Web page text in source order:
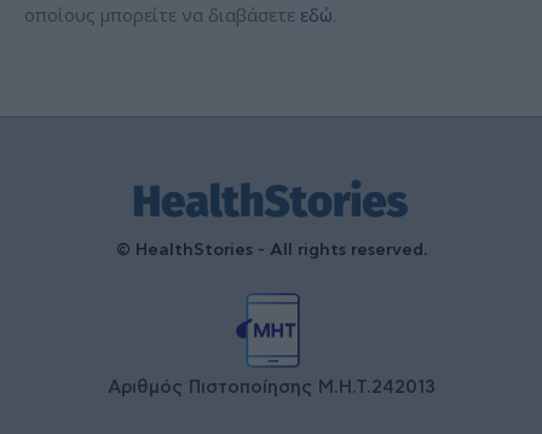
οποίους μπορείτε να διαβάσετε εδώ.
© HealthStories - All rights reserved.
Αριθμός Πιστοποίησης Μ.Η.Τ.242013